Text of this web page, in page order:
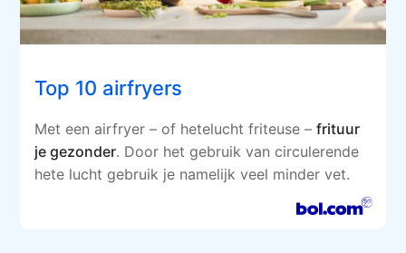
Top 10 airfryers
Met een airfryer – of hetelucht friteuse –frituur
je gezonder. Door het gebruik van circulerende
hete lucht gebruik je namelijk veel minder vet.